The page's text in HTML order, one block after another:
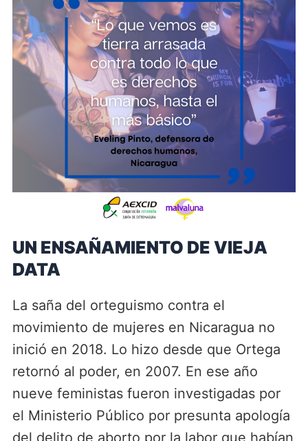
UN ENSAÑAMIENTO DE VIEJA
DATA
La saña del orteguismo contra el
movimiento de mujeres en Nicaragua no
inició en 2018. Lo hizo desde que Ortega
retornó al poder, en 2007. En ese año
nueve feministas fueron investigadas por
el Ministerio Público por presunta apología
del delito de aborto por la labor que habían